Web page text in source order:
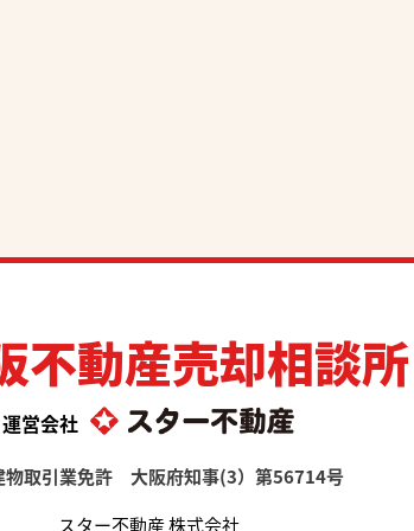
不動産売却相談所
運営会社
物取引業免許 大阪府知事(3）第56714号
スター不動産 株式会社